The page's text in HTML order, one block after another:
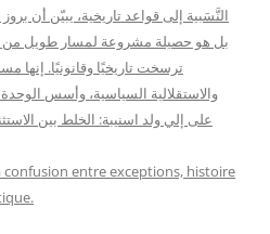
النَّسَبية إلى قواعد تاريخية، يبيّن أن
بل هو حصيلة مشروعة لمسار طويل من
ترسخت تاريخيًا وقانونيًا. إنها
والاستقلالية السياسية، وأسس الوحدة
على إلي ولد اسنيبة: الخلط بين
confusion entre exceptions, histoire